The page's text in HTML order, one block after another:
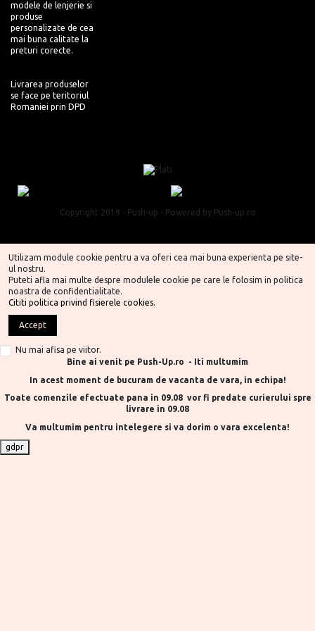
modele de lenjerie si
produse
personalizate de cea
mai buna calitate la
preturi corecte.
Livrarea produselor
se face pe teritoriul
Romaniei prin DPD
Copyright 2019 - Push-up - Powered by Push-up.ro
Utilizam module cookie pentru a va oferi cea mai buna experienta pe site-
ul nostru.
Puteti afla mai multe despre modulele cookie pe care le folosim in politica
noastra de confidentialitate.
Cititi politica privind fisierele cookies.
Accept
Nu mai afisa pe viitor.
Bine ai venit pe Push-Up.ro - Iti multumim
In acest moment de bucuram de vacanta de vara, in echipa!
Toate comenzile efectuate pana in 09.08 vor fi predate curierului spre
livrare in 09.08
Va multumim pentru intelegere si va dorim o vara excelenta!
gdpr